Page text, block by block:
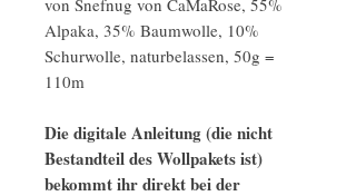
Alpaka, 35% Baumwolle, 10%
Schurwolle, naturbelassen, 50g =
110m
Die digitale Anleitung (die nicht
Bestandteil des Wollpakets ist)
bekommt ihr direkt bei der